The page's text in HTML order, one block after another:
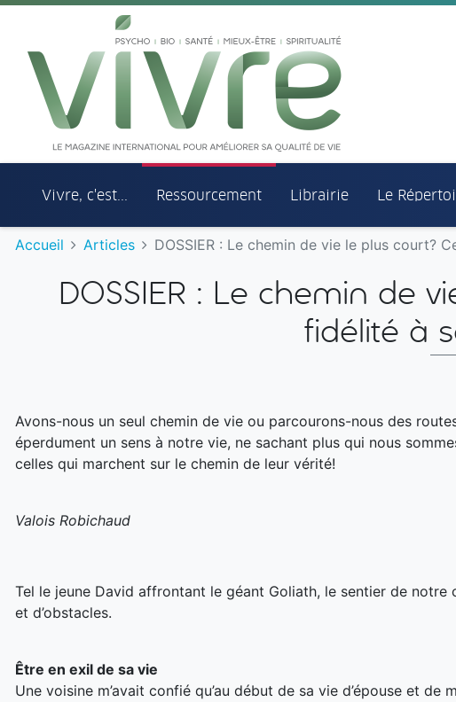
Aller au menu principal
Aller au contenu principal
Vivre, c'est... Ressourcement Librairie Le
Accueil Articles DOSSIER : Le chemin de vie le plus court?
DOSSIER : Le chemin de
fidélité à
Avons-nous un seul chemin de vie ou parcourons-nous des
éperdument un sens à notre vie, ne sachant plus qui nous
celles qui marchent sur le chemin de leur vérité!
Valois Robichaud
Tel le jeune David affrontant le géant Goliath, le sentier de
et d’obstacles.
Être en exil de sa vie
Une voisine m’avait confié qu’au début de sa vie d’épouse et